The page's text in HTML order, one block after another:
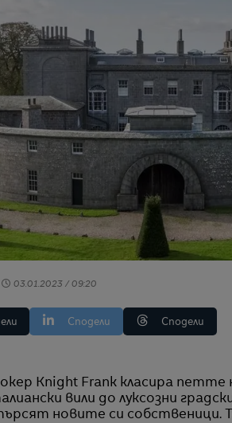
03.01.2023 / 09:20
Сподели Сподели
вили до луксозни
новите си собственици.